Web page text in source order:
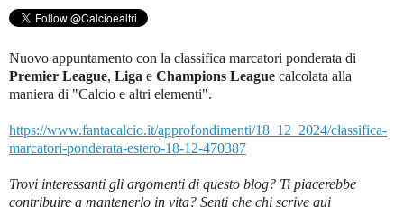
Nuovo appuntamento con la classifica marcatori ponderata di
Premier League, Liga e Champions League calcolata alla
maniera di "Calcio e altri elementi".
https://www.fantacalcio.it/approfondimenti/18_12_2024/classifica-
marcatori-ponderata-estero-18-12-470387
Trovi interessanti gli argomenti di questo blog? Ti piacerebbe
contribuire a mantenerlo in vita? Senti che chi scrive qui